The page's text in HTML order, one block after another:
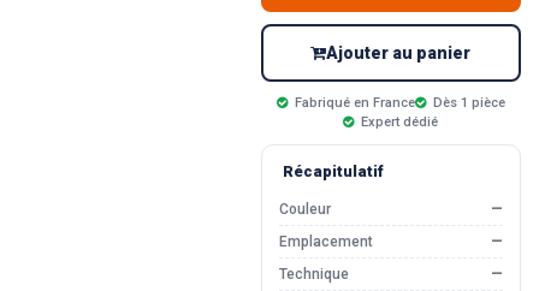
Ajouter au panier
Fabriqué en France
Dès 1 pièce
Expert dédié
Récapitulatif
Couleur
—
Emplacement
—
Technique
—